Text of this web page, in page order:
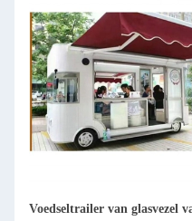
van glasvezel van